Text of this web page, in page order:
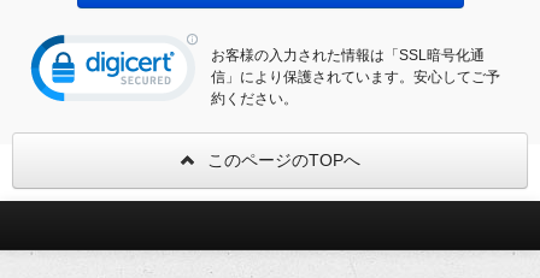
お客様の入力された情報は「SSL暗号化通
信」により保護されています。安心してご予
約ください。
このページのTOPへ